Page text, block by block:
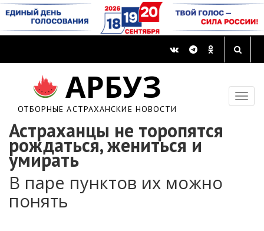
АРБУЗ
ОТБОРНЫЕ АСТРАХАНСКИЕ НОВОСТИ
Астраханцы не торопятся
рождаться, жениться и
умирать
В паре пунктов их можно
понять